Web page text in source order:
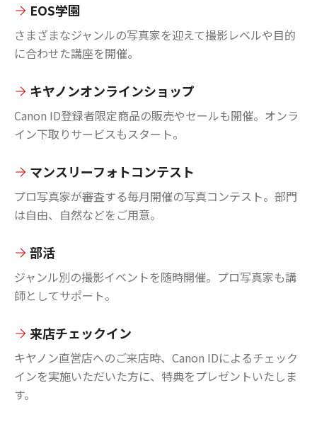
EOS学園
さまざまなジャンルの写真家を迎えて撮影レベルや目的
に合わせた講座を開催。
キヤノンオンラインショップ
Canon ID登録者限定商品の販売やセールも開催。オンラ
イン下取りサービスもスタート。
マンスリーフォトコンテスト
プロ写真家が審査する毎月開催の写真コンテスト。部門
は自由、自然などをご用意。
部活
ジャンル別の撮影イベントを随時開催。プロ写真家も講
師としてサポート。
来店チェックイン
キヤノン直営店へのご来店時、Canon IDによるチェック
インを実施いただいた方に、特典をプレゼントいたしま
す。